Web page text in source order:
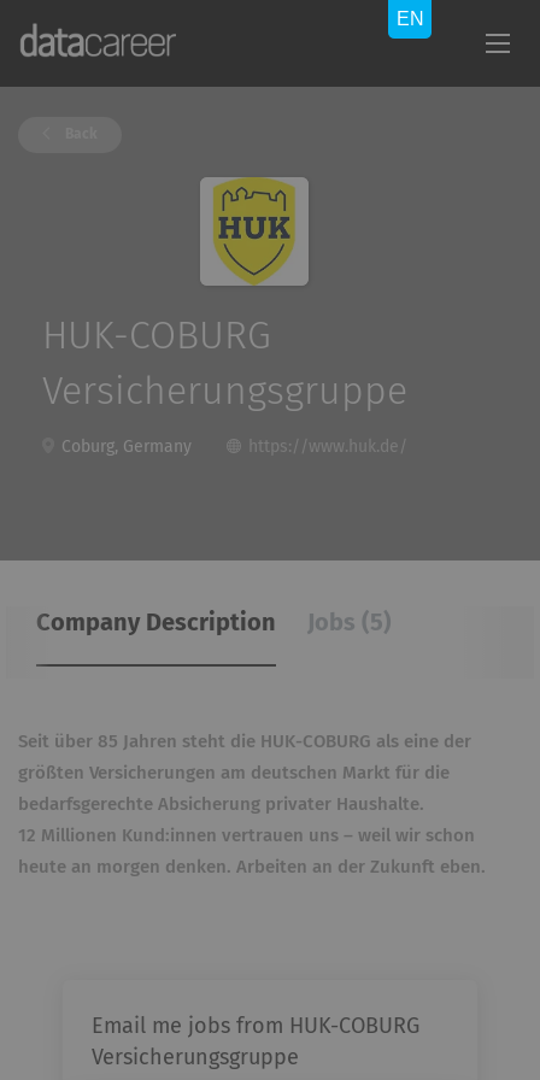
HUK-COBURG
Versicherungsgruppe
Coburg, Germany https://www.huk.de/
Company Description Jobs (5)
Seit über 85 Jahren steht die HUK-COBURG als eine der
größten Ver­sicherungen am deutschen Markt für die
bedarfs­gerechte Ab­sicherung privater Haus­halte.
12 Millionen Kund:innen vertrauen uns – weil wir schon
heute an morgen denken. Arbeiten an der Zukunft eben.
Email me jobs from HUK-COBURG
Versicherungsgruppe